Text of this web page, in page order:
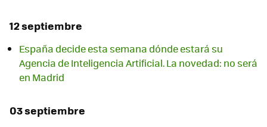
12 septiembre
España decide esta semana dónde estará su
Agencia de Inteligencia Artificial. La novedad: no será
en Madrid
03 septiembre